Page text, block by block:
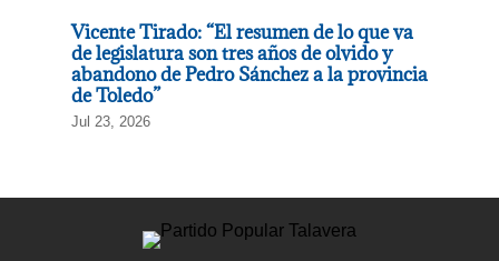
Vicente Tirado: “El resumen de lo que va
de legislatura son tres años de olvido y
abandono de Pedro Sánchez a la provincia
de Toledo”
Jul 23, 2026